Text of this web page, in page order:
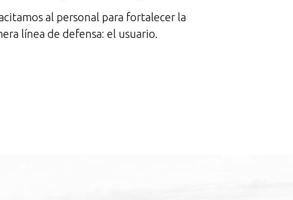
al personal para fortalecer la
línea de defensa: el usuario.